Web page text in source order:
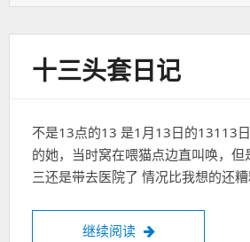
十三头套日记
不是13点的13 是1月13日的13113
的她，当时窝在喂猫点边直叫唤，
三还是带去医院了 情况比我想的还
继续阅读 十三头套日记